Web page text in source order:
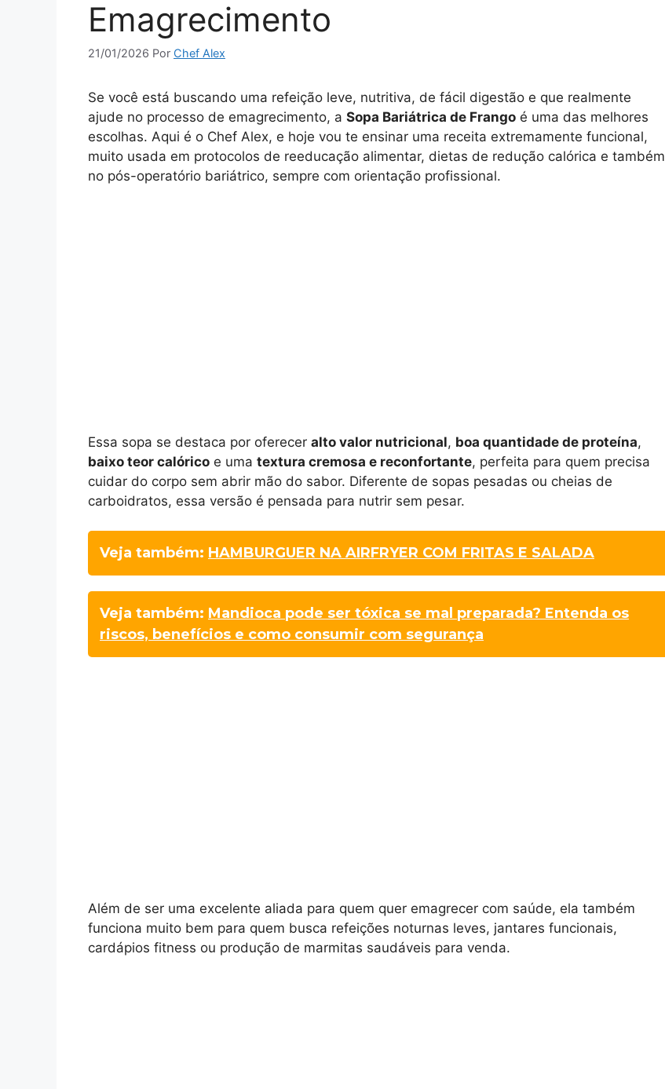
Emagrecimento
21/01/2026 Por Chef Alex
Se você está buscando uma refeição leve, nutritiva, de fácil digestão e que realmente
ajude no processo de emagrecimento, a Sopa Bariátrica de Frango é uma das melhores
escolhas. Aqui é o Chef Alex, e hoje vou te ensinar uma receita extremamente funcional,
muito usada em protocolos de reeducação alimentar, dietas de redução calórica e também
no pós-operatório bariátrico, sempre com orientação profissional.
Essa sopa se destaca por oferecer alto valor nutricional, boa quantidade de proteína,
baixo teor calórico e uma textura cremosa e reconfortante, perfeita para quem precisa
cuidar do corpo sem abrir mão do sabor. Diferente de sopas pesadas ou cheias de
carboidratos, essa versão é pensada para nutrir sem pesar.
Veja também: HAMBURGUER NA AIRFRYER COM FRITAS E SALADA
Veja também: Mandioca pode ser tóxica se mal preparada? Entenda os
riscos, benefícios e como consumir com segurança
Além de ser uma excelente aliada para quem quer emagrecer com saúde, ela também
funciona muito bem para quem busca refeições noturnas leves, jantares funcionais,
cardápios fitness ou produção de marmitas saudáveis para venda.